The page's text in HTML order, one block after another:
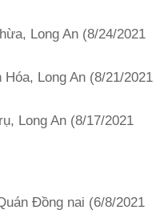
Long An (8/24/2021
Long An (8/21/2021
Long An (8/17/2021
Đồng nai (6/8/2021